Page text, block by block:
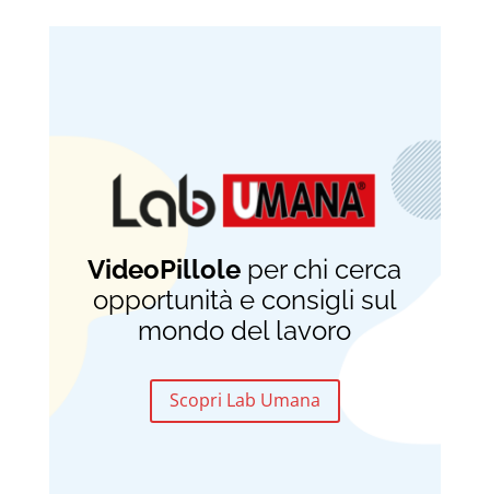
VideoPillole per chi cerca
opportunità e consigli sul
mondo del lavoro
Scopri Lab Umana